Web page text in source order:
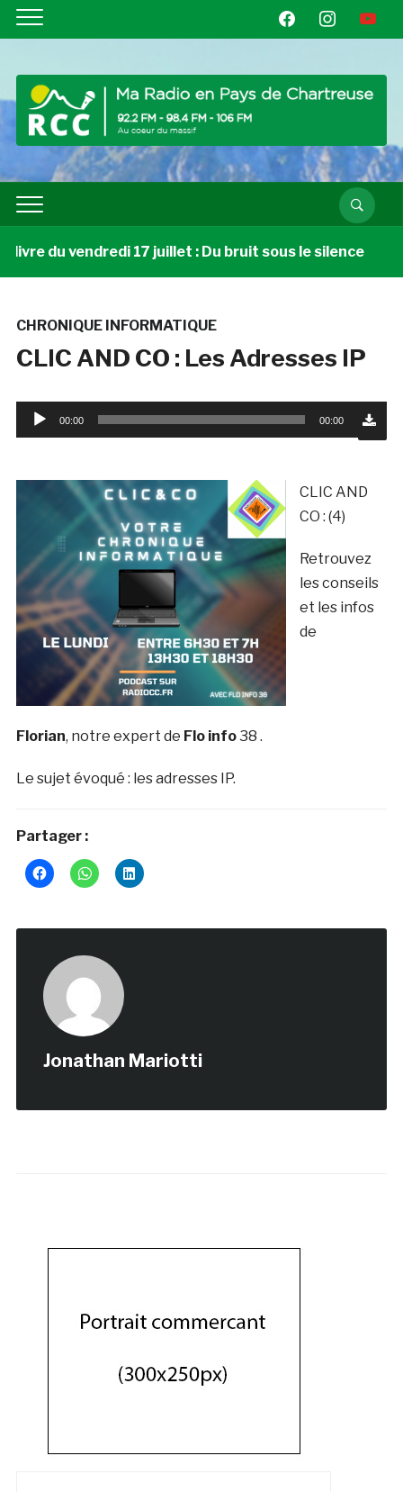
facebookinstagramyoutube
du vendredi 17 juillet : Du bruit sous le silence
CHRONIQUE INFORMATIQUE
CLIC AND CO : Les Adresses IP
Lecteur
audio
00:00 00:00
CLIC AND
CO : (4)
Retrouvez
les conseils
et les infos
de
Florian, notre expert de Flo info38 .
Le sujet évoqué : les adresses IP.
Partager :
Jonathan Mariotti